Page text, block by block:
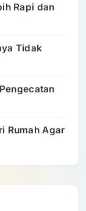
Rapi dan
Tidak
Rumah Agar